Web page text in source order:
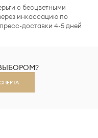
с бесцветными
инкассацию по
доставки 4-5 дней